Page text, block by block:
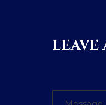
LEAVE